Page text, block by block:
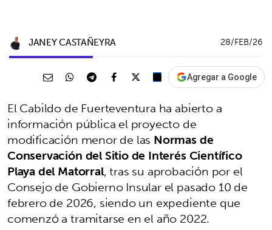
JANEY CASTAÑEYRA 28/FEB/26
Agregar a Google
El Cabildo de Fuerteventura ha abierto a
información pública el proyecto de
modificación menor de las Normas de
Conservación del Sitio de Interés Científico
Playa del Matorral, tras su aprobación por el
Consejo de Gobierno Insular el pasado 10 de
febrero de 2026, siendo un expediente que
comenzó a tramitarse en el año 2022.